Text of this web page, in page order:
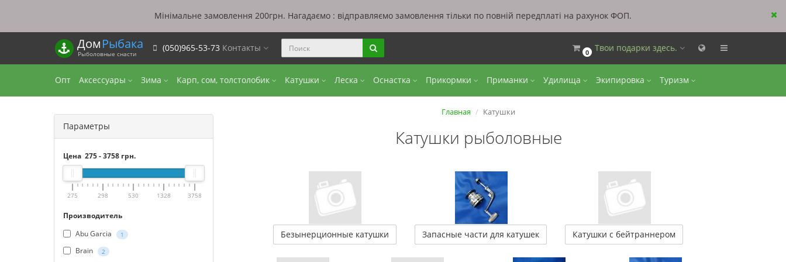
Мінімальне замовлення 200грн. Нагадаємо : відправляємо замовлення тільки по повній передплаті на рахунок ФОП.
ДомРыбака
Рыболовные снасти
(050)965-53-73 Контакты 0 Твои подарки здесь.
Опт Аксессуары Зима Карп, сом, толстолобик Катушки Леска Оснастка Прикормки Приманки Удилища Экипировка Туризм
Параметры
Цена 275-3758 грн.
275 298 530 1328 3758
Производитель
Abu Garcia
1
Brain 2
Главная Катушки
Катушки рыболовные
Безынерционные катушки Запасные части для катушек Катушки с бейтраннером